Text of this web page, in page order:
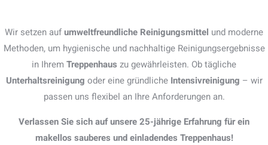
Wir setzen aufumweltfreundliche Reinigungsmittel und moderne
Methoden, um hygienische und nachhaltige Reinigungsergebnisse
in Ihrem Treppenhaus zu gewährleisten. Ob tägliche
Unterhaltsreinigung oder eine gründliche Intensivreinigung – wir
passen uns flexibel an Ihre Anforderungen an.
Verlassen Sie sich auf unsere 25-jährige Erfahrung für ein
makellos sauberes und einladendes Treppenhaus!